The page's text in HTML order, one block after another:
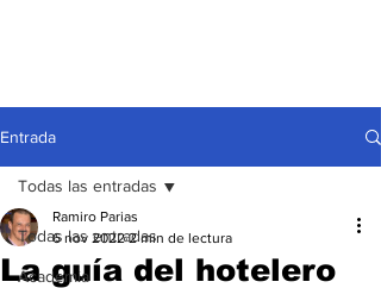
Entrada
Todas las entradas
Academia
Todas las entradas
La guía del hotelero
Ramiro Parias
6 nov 2022 2 min de lectura